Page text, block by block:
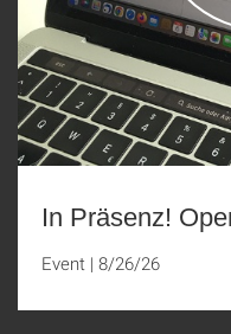
In Präsenz!
Event | 8/26/26